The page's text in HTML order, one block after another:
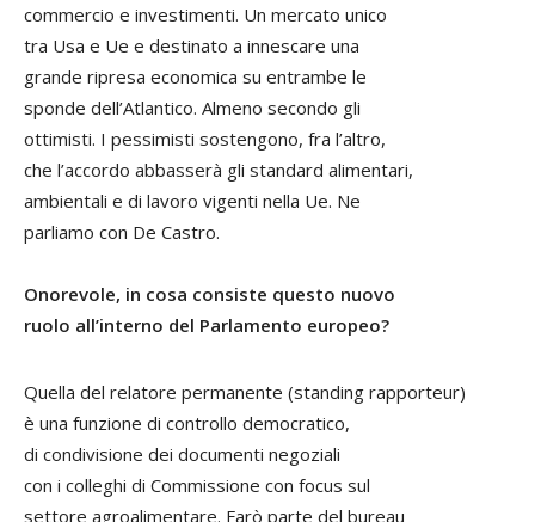
commercio e investimenti. Un mercato unico
tra Usa e Ue e destinato a innescare una
grande ripresa economica su entrambe le
sponde dell’Atlantico. Almeno secondo gli
ottimisti. I pessimisti sostengono, fra l’altro,
che l’accordo abbasserà gli standard alimentari,
ambientali e di lavoro vigenti nella Ue. Ne
parliamo con De Castro.
Onorevole, in cosa consiste questo nuovo
ruolo all’interno del Parlamento europeo?
Quella del relatore permanente (standing rapporteur)
è una funzione di controllo democratico,
di condivisione dei documenti negoziali
con i colleghi di Commissione con focus sul
settore agroalimentare. Farò parte del bureau